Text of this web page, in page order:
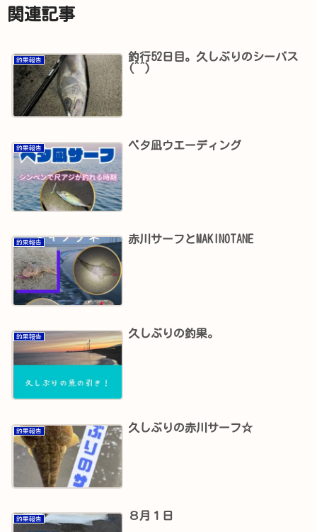
関連記事
釣果報告
釣行52日目。久しぶりのシーバス
(^^)
釣果報告 ベタ凪ウエーディング
釣果報告 赤川サーフとMAKINOTANE
釣果報告 久しぶりの釣果。
釣果報告 久しぶりの赤川サーフ☆
釣果報告 ８月１日